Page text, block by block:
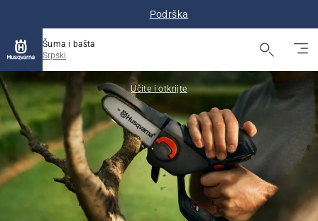
Podrška
Šuma i bašta
Srpski
Učite i otkrijte